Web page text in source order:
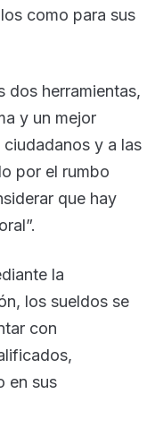
como para sus
dos herramientas,
y un mejor
y a las
por el rumbo
que hay
la
los sueldos se
con
en sus